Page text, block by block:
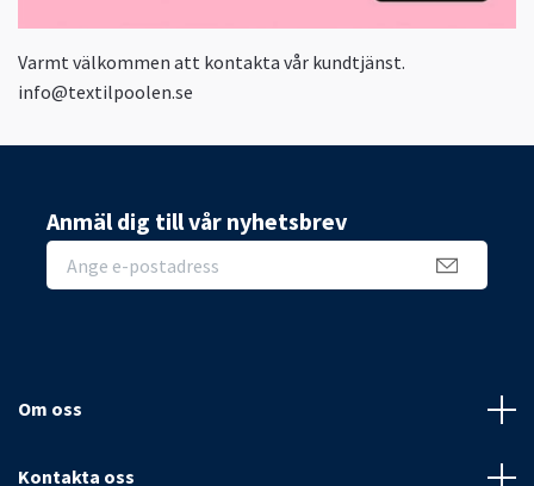
Varmt välkommen att kontakta vår kundtjänst.
info@textilpoolen.se
Anmäl dig till vår nyhetsbrev
Om oss
Kontakta oss